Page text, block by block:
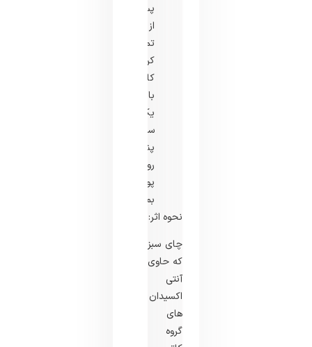
پس
از
تمیز
کردن
کامل
با
یک
سواب
پنبه
روی
پوست
بمالید.
نحوه اثر:
چای سبز
که حاوی
آنتی
اکسیدان
های
گروه